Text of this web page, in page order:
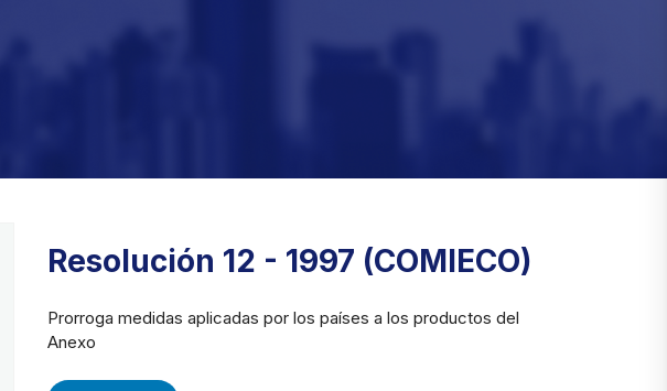
Resolución 12 - 1997 (COMIECO)
Prorroga medidas aplicadas por los países a los productos del
Anexo